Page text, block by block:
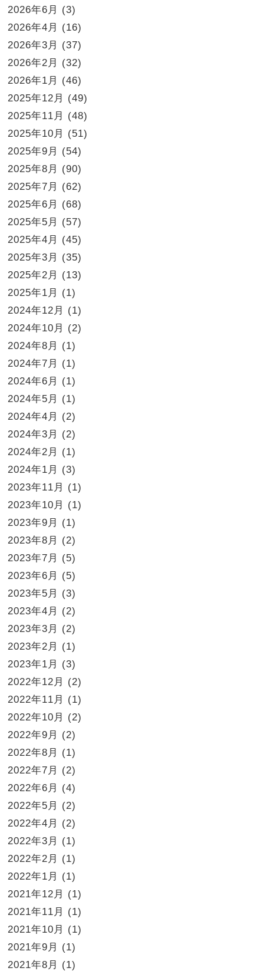
2026年6月
(3)
2026年4月
(16)
2026年3月
(37)
2026年2月
(32)
2026年1月
(46)
2025年12月
(49)
2025年11月
(48)
2025年10月
(51)
2025年9月
(54)
2025年8月
(90)
2025年7月
(62)
2025年6月
(68)
2025年5月
(57)
2025年4月
(45)
2025年3月
(35)
2025年2月
(13)
2025年1月
(1)
2024年12月
(1)
2024年10月
(2)
2024年8月
(1)
2024年7月
(1)
2024年6月
(1)
2024年5月
(1)
2024年4月
(2)
2024年3月
(2)
2024年2月
(1)
2024年1月
(3)
2023年11月
(1)
2023年10月
(1)
2023年9月
(1)
2023年8月
(2)
2023年7月
(5)
2023年6月
(5)
2023年5月
(3)
2023年4月
(2)
2023年3月
(2)
2023年2月
(1)
2023年1月
(3)
2022年12月
(2)
2022年11月
(1)
2022年10月
(2)
2022年9月
(2)
2022年8月
(1)
2022年7月
(2)
2022年6月
(4)
2022年5月
(2)
2022年4月
(2)
2022年3月
(1)
2022年2月
(1)
2022年1月
(1)
2021年12月
(1)
2021年11月
(1)
2021年10月
(1)
2021年9月
(1)
2021年8月
(1)